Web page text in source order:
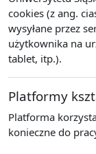
cookies (z ang.
wysyłane przez
użytkownika na
tablet, itp.).
Platformy
Platforma
konieczne do